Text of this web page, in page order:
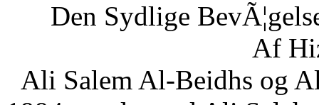
Den Sydlige
Af
Ali Salem Al-Beidhs og